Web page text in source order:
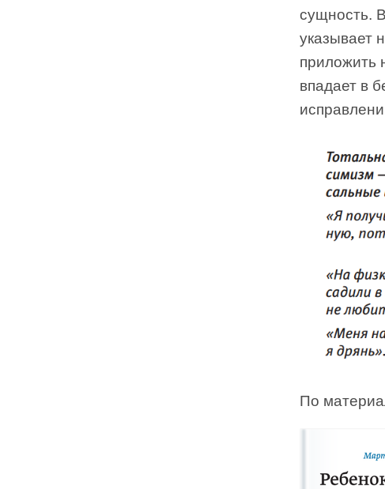
сущность.
указывает
приложить
впадает в
По